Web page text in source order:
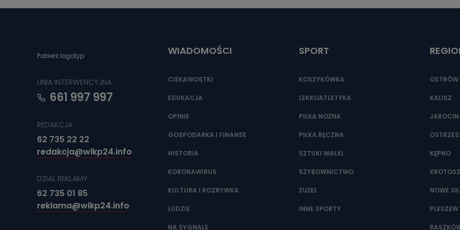
Można to zrobić pod numerem telefonu 62 735-51-05 lub e-mailowo pod adresem:
Pobierz logotyp
LINIA INTERWENCYJNA
661 997 997
REDAKCJA
62 735 22 22
redakcja@wlkp24.info
DZIAŁ REKLAMY
62 735 01 85
reklama@wlkp24.info
WIADOMOŚCI
CIEKAWOSTKI
EDUKACJA
OPINIE
GOSPODARKA I FINANSE
HISTORIA
KORONAWIRUS
KULTURA I ROZRYWKA
LUDZIE
NA SYGNALE
SPORT
KOSZYKÓWKA
LEKKOATLETYKA
PIŁKA NOŻNA
PIŁKA RĘCZNA
SZTUKI WALKI
SZYBOWNICTWO
ŻUŻEL
INNE SPORTY
OSTRÓW
KALISZ
JAROCIN
KĘPNO
NOWE
PLESZEW